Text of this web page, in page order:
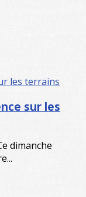
sur les
dimanche